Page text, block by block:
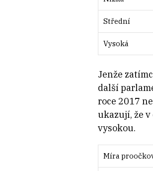
Střední
Vysoká
Jenže
další
roce 2017
ukazují, že
vysokou.
Míra